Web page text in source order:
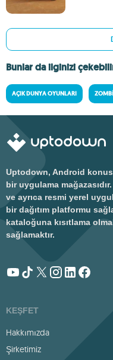
Bunlar da ilginizi
AÇIK DÜNYA OYUNLARI
Uptodown, Android
bir uygulama
ve ayrıca resmi yerel
bir dağıtım platformu
kataloğuna kısıtlama
sağlamaktır.
KEŞFET
Hakkımızda
Şirketimiz